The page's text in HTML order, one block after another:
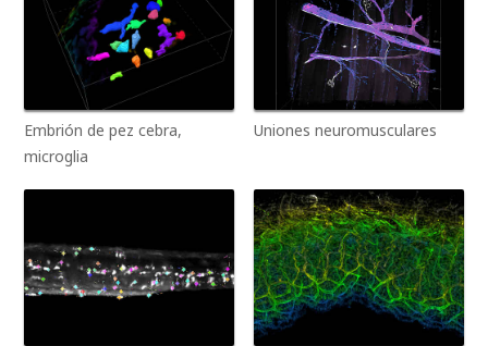
Embrión de pez cebra,
microglia
Uniones neuromusculares